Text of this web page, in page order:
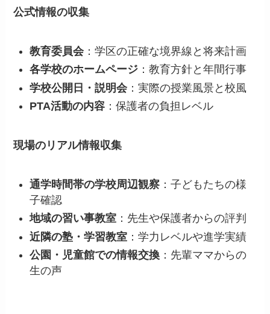
公式情報の収集
教育委員会：学区の正確な境界線と将来計画
各学校のホームページ ：教育方針と年間行事
学校公開日・説明会：実際の授業風景と校風
PTA活動の内容 ：保護者の負担レベル
現場のリアル情報収集
通学時間帯の学校周辺観察 ：子どもたちの様
子確認
地域の習い事教室 ：先生や保護者からの評判
近隣の塾・学習教室 ：学力レベルや進学実績
公園・児童館での情報交換 ：先輩ママからの
生の声